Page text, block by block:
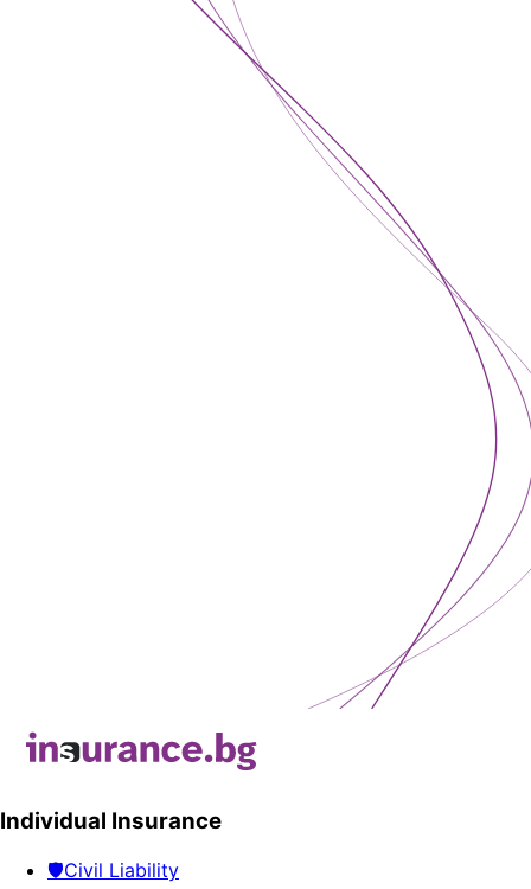
Individual Insurance
🛡️Civil Liability